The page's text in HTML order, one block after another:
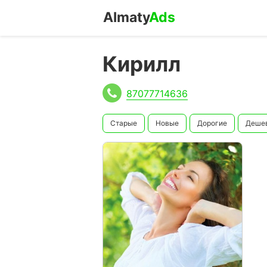
AlmatyAds
Кирилл
87077714636
Старые Новые Дорогие